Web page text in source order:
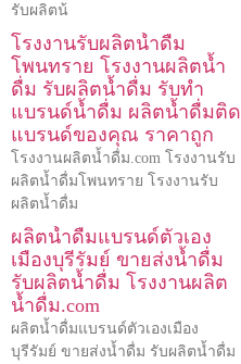
รับผลิตน้
โรงงานรับผลิตน้ำดื่ม
โพนทราย โรงงานผลิตน้ำ
ดื่ม รับผลิตน้ำดื่ม รับทำ
แบรนด์น้ำดื่ม ผลิตน้ำดื่มติด
แบรนด์ของคุณ ราคาถูก
โรงงานผลิตน้ำดื่ม.com โรงงานรับ
ผลิตน้ำดื่มโพนทราย โรงงานรับ
ผลิตน้ำดื่ม
ผลิตน้ำดื่มแบรนด์ตัวเอง
เมืองบุรีรัมย์ ขายส่งน้ำดื่ม
รับผลิตน้ำดื่ม โรงงานผลิต
น้ำดื่ม.com
ผลิตน้ำดื่มแบรนด์ตัวเองเมือง
บุรีรัมย์ ขายส่งน้ำดื่ม รับผลิตน้ำดื่ม